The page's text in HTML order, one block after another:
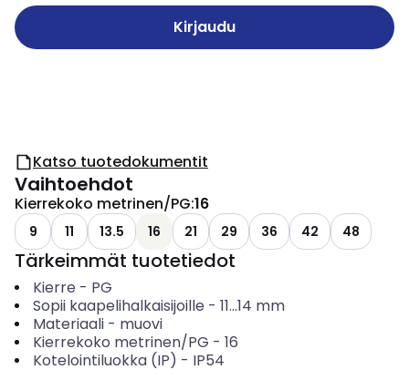
Kirjaudu
Katso tuotedokumentit
Vaihtoehdot
Kierrekoko metrinen/PG:16
9 11 13.5 16 21 29 36 42 48
Tärkeimmät tuotetiedot
Kierre - PG
Sopii kaapelihalkaisijoille - 11...14 mm
Materiaali- muovi
Kierrekoko metrinen/PG - 16
Kotelointiluokka (IP) - IP54